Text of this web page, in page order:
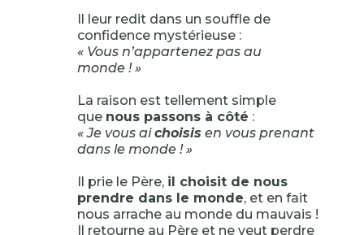
Il leur redit dans un souffle de
confidence mystérieuse :
« Vous n’appartenez pas au
monde ! »
La raison est tellement simple
que nous passons à côté :
« Je vous aichoisis en vous prenant
dans le monde ! »
Il prie le Père, il choisit de nous
prendre dans le monde, et en fait
nous arrache au monde du mauvais !
Il retourne au Père et ne veut perdre